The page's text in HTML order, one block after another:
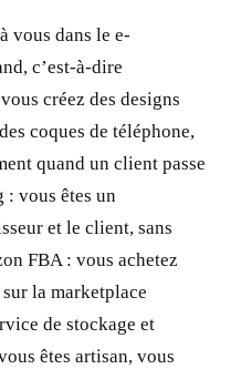
vous dans le e-
c’est-à-dire
créez des designs
coques de téléphone,
quand un client passe
: vous êtes un
et le client, sans
FBA : vous achetez
la marketplace
de stockage et
êtes artisan, vous